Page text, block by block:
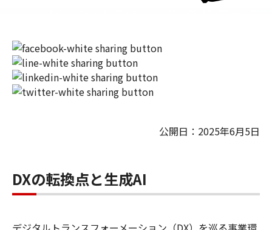
公開日：2025年6月5日
DXの転換点と生成AI